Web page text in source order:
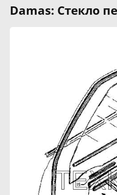
Damas: Стекло